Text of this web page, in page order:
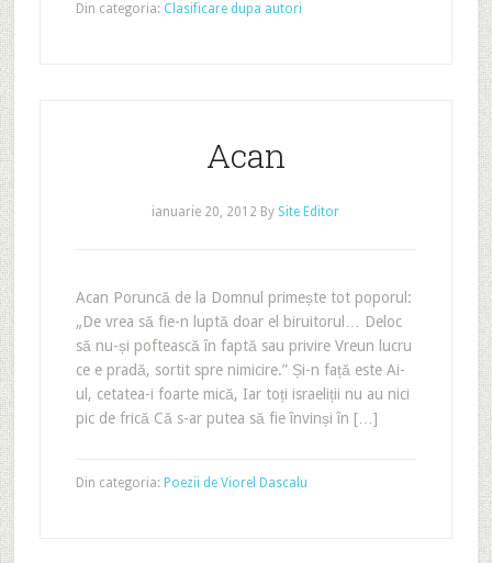
Din categoria: Clasificare dupa autori
Acan
ianuarie 20, 2012 By Site Editor
Acan Poruncă de la Domnul primește tot poporul:
„De vrea să fie-n luptă doar el biruitorul… Deloc
să nu-și poftească în faptă sau privire Vreun lucru
ce e pradă, sortit spre nimicire.” Și-n față este Ai-
ul, cetatea-i foarte mică, Iar toți israeliții nu au nici
pic de frică Că s-ar putea să fie învinși în […]
Din categoria: Poezii de Viorel Dascalu